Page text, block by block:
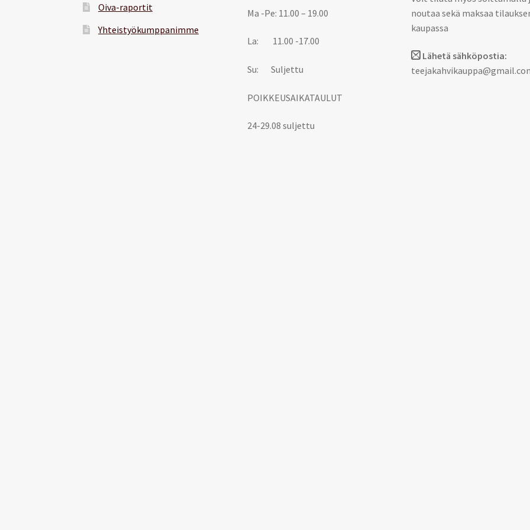
Oiva-raportit
Yhteistyökumppanimme
Ma -Pe: 11.00 – 19.00
La: 11.00 -17.00
Su: Suljettu
POIKKEUSAIKATAULUT
24-29.08 suljettu
noutaa sekä maksaa
kaupassa
Lähetä sähköpostia: